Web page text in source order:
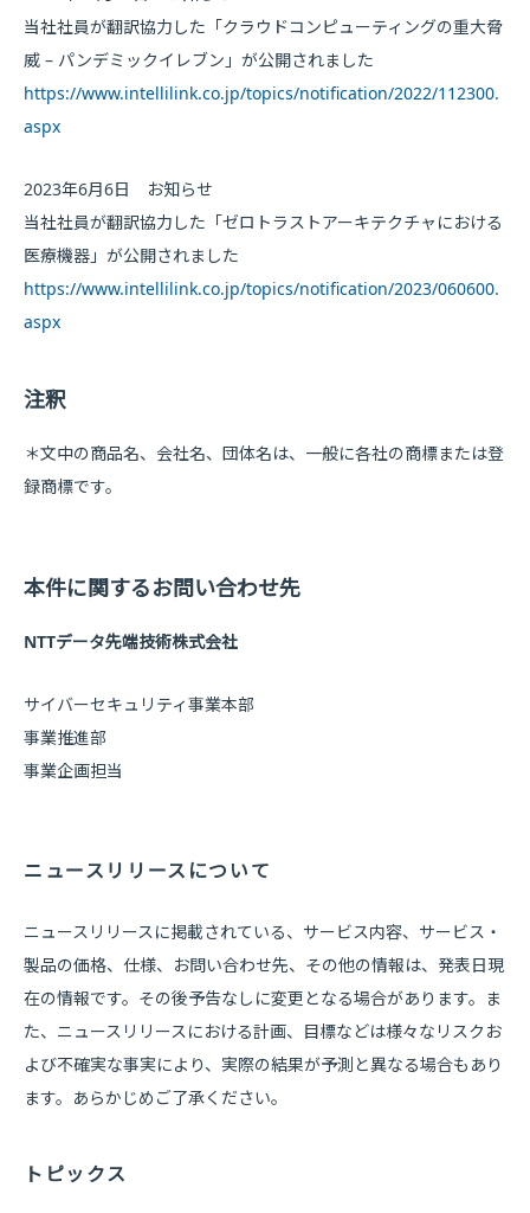
当社社員が翻訳協力した「クラウドコンピューティングの重大脅
威 – パンデミックイレブン」が公開されました
https://www.intellilink.co.jp/topics/notification/2022/112300.
aspx
2023年6月6日 お知らせ
当社社員が翻訳協力した「ゼロトラストアーキテクチャにおける
医療機器」が公開されました
https://www.intellilink.co.jp/topics/notification/2023/060600.
aspx
注釈
＊文中の商品名、会社名、団体名は、一般に各社の商標または登
録商標です。
本件に関するお問い合わせ先
NTTデータ先端技術株式会社
サイバーセキュリティ事業本部
事業推進部
事業企画担当
ニュースリリースについて
ニュースリリースに掲載されている、サービス内容、サービス・
製品の価格、仕様、お問い合わせ先、その他の情報は、発表日現
在の情報です。その後予告なしに変更となる場合があります。ま
た、ニュースリリースにおける計画、目標などは様々なリスクお
よび不確実な事実により、実際の結果が予測と異なる場合もあり
ます。あらかじめご了承ください。
トピックス